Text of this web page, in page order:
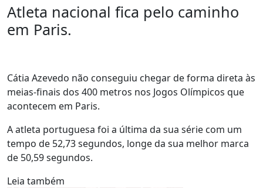
Atleta nacional fica pelo caminho
em Paris.
Cátia Azevedo não conseguiu chegar de forma direta às
meias-finais dos 400 metros nos Jogos Olímpicos que
acontecem em Paris.
A atleta portuguesa foi a última da sua série com um
tempo de 52,73 segundos, longe da sua melhor marca
de 50,59 segundos.
Leia também